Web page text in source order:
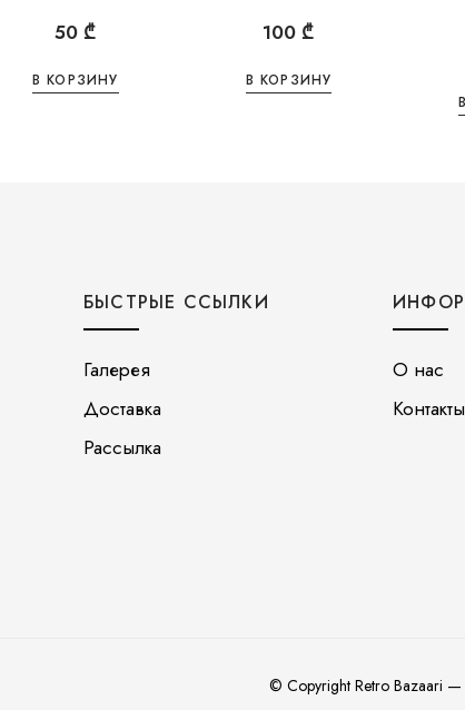
50 ₾
В КОРЗИНУ
100 ₾
В КОРЗИНУ
БЫСТРЫЕ ССЫЛКИ
Галерея
Доставка
Рассылка
О нас
Контакты
© Copyright Retro Bazaari —